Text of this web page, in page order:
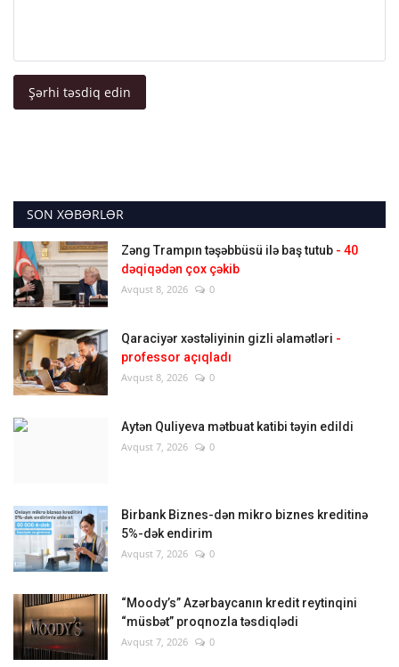
Şərhi təsdiq edin
SON XƏBƏRLƏR
Zəng Trampın təşəbbüsü ilə baş tutub - 40
dəqiqədən çox çəkib
Avqust 8, 2026 0
Qaraciyər xəstəliyinin gizli əlamətləri -
professor açıqladı
Avqust 8, 2026 0
Aytən Quliyeva mətbuat katibi təyin edildi
Avqust 7, 2026 0
Birbank Biznes-dən mikro biznes kreditinə
5%-dək endirim
Avqust 7, 2026 0
“Moody’s” Azərbaycanın kredit reytinqini
“müsbət” proqnozla təsdiqlədi
Avqust 7, 2026 0